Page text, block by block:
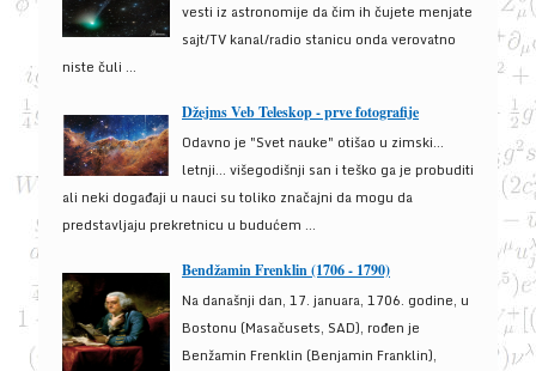
vesti iz astronomije da čim ih čujete menjate
sajt/TV kanal/radio stanicu onda verovatno
niste čuli ...
Džejms Veb Teleskop - prve fotografije
Odavno je "Svet nauke" otišao u zimski...
letnji... višegodišnji san i teško ga je probuditi
ali neki događaji u nauci su toliko značajni da mogu da
predstavljaju prekretnicu u budućem ...
Bendžamin Frenklin (1706 - 1790)
Na današnji dan, 17. januara, 1706. godine, u
Bostonu (Masačusets, SAD), rođen je
Benžamin Frenklin (Benjamin Franklin),